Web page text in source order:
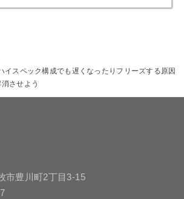
イスペック構成でも遅くなったりフリーズする原因
させよう
市豊川町2丁目3-15